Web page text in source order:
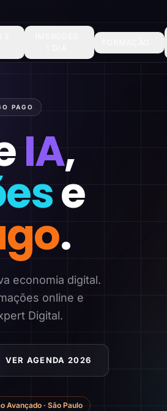
PAGO
IA,
e
.
economia digital.
online e
Digital.
VER AGENDA 2026
Avançado · São Paulo